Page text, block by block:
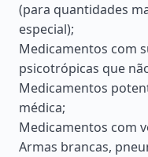
(para quantidades
especial);
Medicamentos com
psicotrópicas que
Medicamentos
médica;
Medicamentos com
Armas brancas,